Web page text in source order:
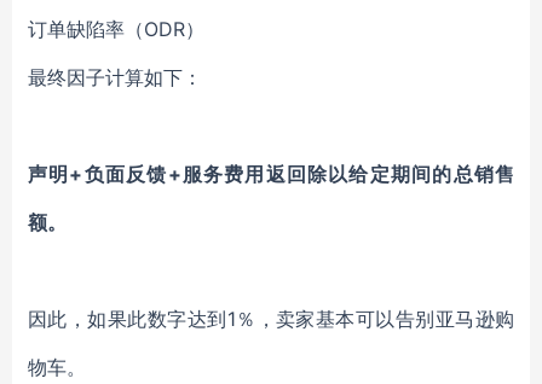
订单缺陷率（ODR）
最终因子计算如下：
声明+负面反馈+服务费用返回除以给定期间的总销售
额。
因此，如果此数字达到1％，卖家基本可以告别亚马逊购
物车。